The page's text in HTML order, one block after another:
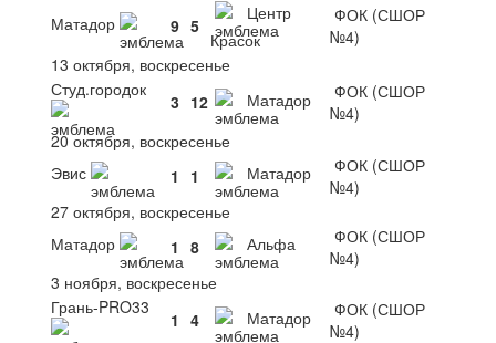
Матадор
9 5
Центр
Красок
ФОК (СШОР
№4)
13 октября, воскресенье
Студ.городок
3 12 Матадор
ФОК (СШОР
№4)
20 октября, воскресенье
Эвис
1 1 Матадор
ФОК (СШОР
№4)
27 октября, воскресенье
Матадор
1 8 Альфа
ФОК (СШОР
№4)
3 ноября, воскресенье
Грань-PRO33
1 4 Матадор
ФОК (СШОР
№4)